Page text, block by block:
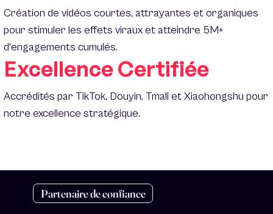
Partenaire de confiance
Création de vidéos courtes, attrayantes et organiques
pour stimuler les effets viraux et atteindre 5M+
d'engagements cumulés.
Excellence Certifiée
Accrédités par TikTok, Douyin, Tmall et Xiaohongshu pour
notre excellence stratégique.